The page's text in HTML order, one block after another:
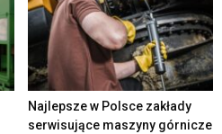
Najlepsze w Polsce zakłady
serwisujące maszyny górnicze